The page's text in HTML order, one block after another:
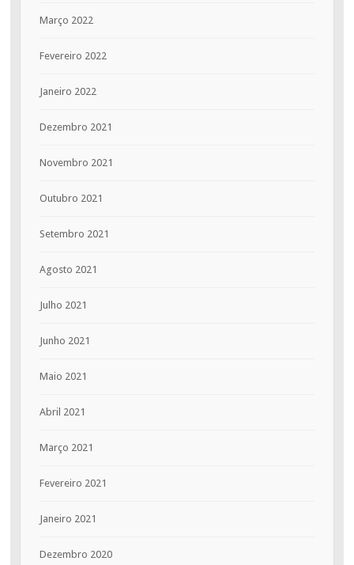
Março 2022
Fevereiro 2022
Janeiro 2022
Dezembro 2021
Novembro 2021
Outubro 2021
Setembro 2021
Agosto 2021
Julho 2021
Junho 2021
Maio 2021
Abril 2021
Março 2021
Fevereiro 2021
Janeiro 2021
Dezembro 2020